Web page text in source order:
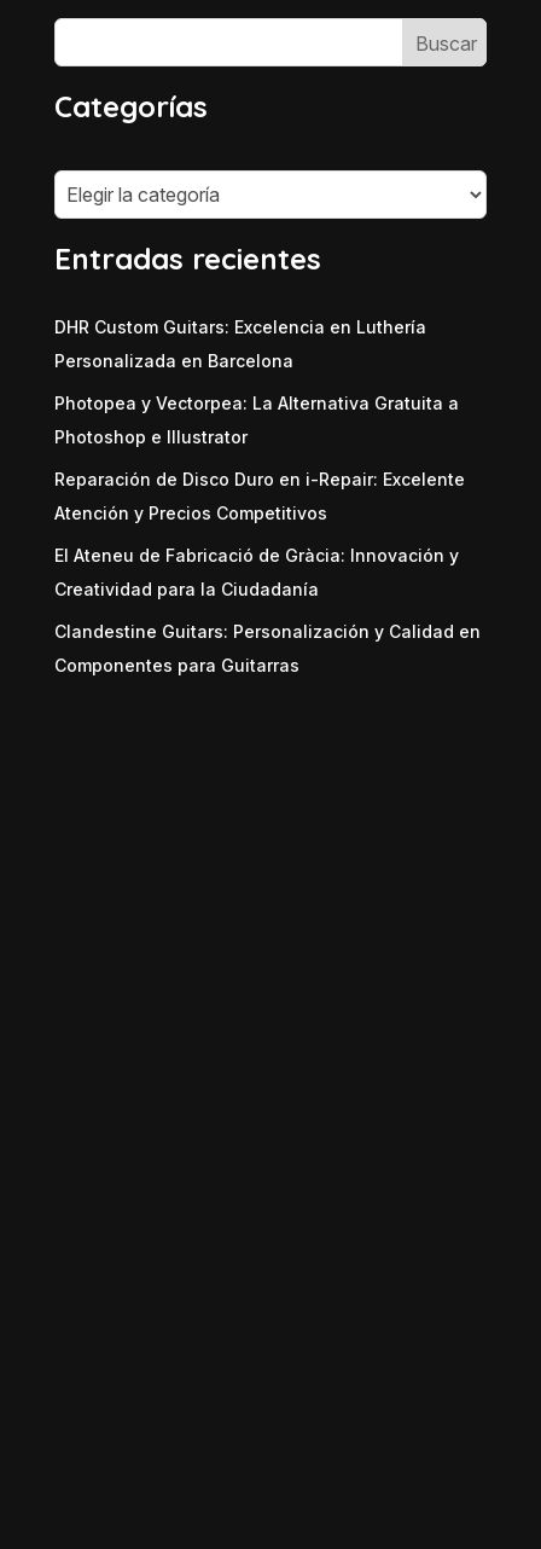
Categorías
Categorías
Entradas recientes
DHR Custom Guitars: Excelencia en Luthería
Personalizada en Barcelona
Photopea y Vectorpea: La Alternativa Gratuita a
Photoshop e Illustrator
Reparación de Disco Duro en i-Repair: Excelente
Atención y Precios Competitivos
El Ateneu de Fabricació de Gràcia: Innovación y
Creatividad para la Ciudadanía
Clandestine Guitars: Personalización y Calidad en
Componentes para Guitarras